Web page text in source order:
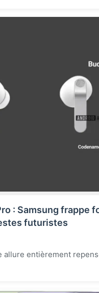
: Samsung frappe
futuristes
allure entièrement